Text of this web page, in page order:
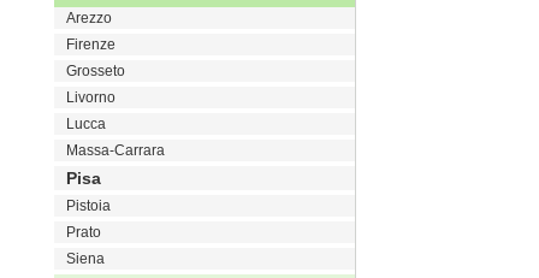
Arezzo
Firenze
Grosseto
Livorno
Lucca
Massa-Carrara
Pisa
Pistoia
Prato
Siena